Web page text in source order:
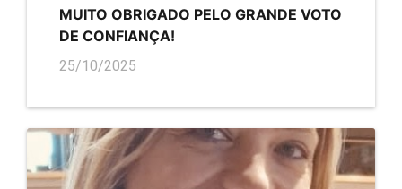
MUITO OBRIGADO PELO GRANDE VOTO
DE CONFIANÇA!
25/10/2025